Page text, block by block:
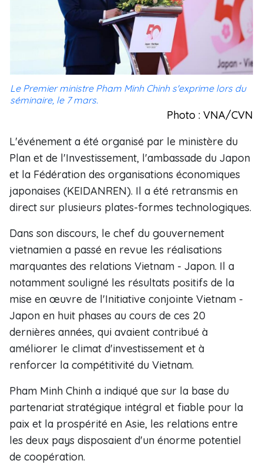
Le Premier ministre Pham Minh Chinh s'exprime lors du
séminaire, le 7 mars.
Photo : VNA/CVN
L'événement a été organisé par le ministère du
Plan et de l'Investissement, l'ambassade du Japon
et la Fédération des organisations économiques
japonaises (KEIDANREN). Il a été retransmis en
direct sur plusieurs plates-formes technologiques.
Dans son discours, le chef du gouvernement
vietnamien a passé en revue les réalisations
marquantes des relations Vietnam - Japon. Il a
notamment souligné les résultats positifs de la
mise en œuvre de l'Initiative conjointe Vietnam -
Japon en huit phases au cours de ces 20
dernières années, qui avaient contribué à
améliorer le climat d'investissement et à
renforcer la compétitivité du Vietnam.
Pham Minh Chinh a indiqué que sur la base du
partenariat stratégique intégral et fiable pour la
paix et la prospérité en Asie, les relations entre
les deux pays disposaient d'un énorme potentiel
de coopération.